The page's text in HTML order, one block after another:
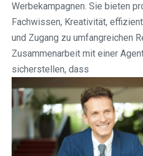
Werbekampagnen. Sie bieten
Fachwissen, Kreativität,
und Zugang zu umfangreichen
Zusammenarbeit mit einer
sicherstellen, dass